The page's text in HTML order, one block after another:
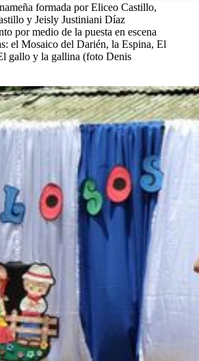
formada por Eliceo Castillo,
y Jeisly Justiniani Díaz
por medio de la puesta en escena
el Mosaico del Darién, la Espina, El
gallo y la gallina (foto Denis